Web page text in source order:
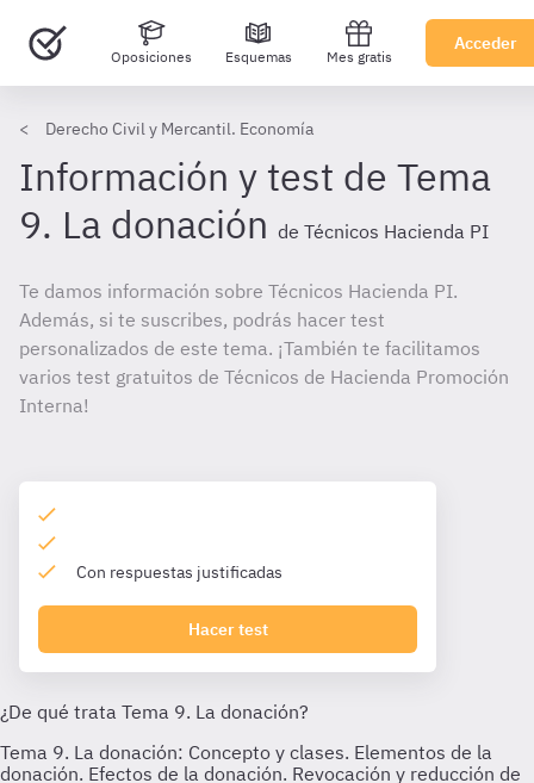
Oposiciones Esquemas Mes gratis
Acceder
Derecho Civil y Mercantil. Economía
Información y test de Tema
9. La donación de Técnicos Hacienda PI
Te damos información sobre Técnicos Hacienda PI.
Además, si te suscribes, podrás hacer test
personalizados de este tema. ¡También te facilitamos
varios test gratuitos de Técnicos de Hacienda Promoción
Interna!
Con respuestas justificadas
Hacer test